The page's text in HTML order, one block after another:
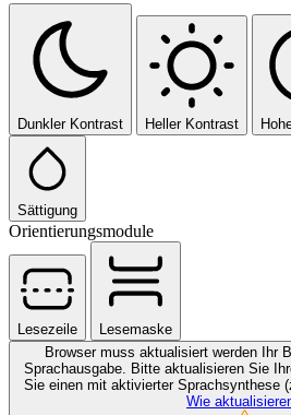
Dunkler Kontrast Heller Kontrast
Sättigung
Orientierungsmodule
Lesezeile
Lesemaske
Browser muss aktualisiert werden
Ihr
Sprachausgabe. Bitte aktualisieren Sie
Sie einen mit aktivierter Sprachsynthese
Wie